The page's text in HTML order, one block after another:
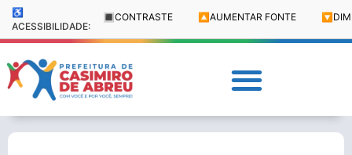
♿
ACESSIBILIDADE:
🔳 CONTRASTE 🔼 AUMENTAR FONTE 🔽